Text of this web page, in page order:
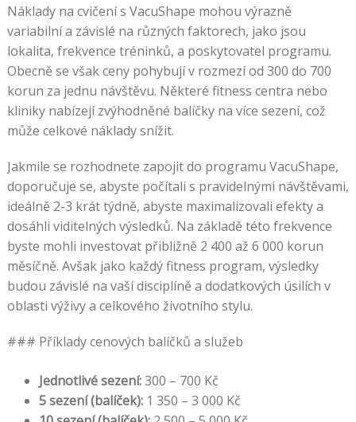
Náklady na cvičení s VacuShape mohou výrazně
variabilní a závislé na různých faktorech, jako jsou
lokalita, frekvence tréninků, a poskytovatel programu.
Obecně se však ceny pohybují v rozmezí od 300 do 700
korun za jednu návštěvu. Některé fitness centra nebo
kliniky nabízejí zvýhodněné balíčky na více sezení, což
může celkové náklady snížit.
Jakmile se rozhodnete zapojit do programu VacuShape,
doporučuje se, abyste počítali s pravidelnými návštěvami,
ideálně 2-3 krát týdně, abyste maximalizovali efekty a
dosáhli viditelných výsledků. Na základě této frekvence
byste mohli investovat přibližně 2 400 až 6 000 korun
měsíčně. Avšak jako každý fitness program, výsledky
budou závislé na vaší disciplíně a dodatkových úsilích v
oblasti výživy a celkového životního stylu.
### Příklady cenových balíčků a služeb
Jednotlivé sezení:300 – 700 Kč
5 sezení (balíček):1 350 – 3 000 Kč